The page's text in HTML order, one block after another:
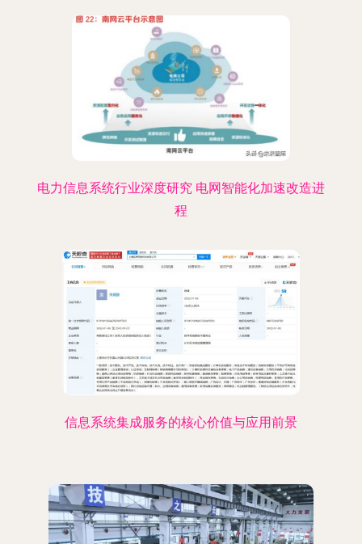
电力信息系统行业深度研究 电网智能化加速改造进
程
信息系统集成服务的核心价值与应用前景